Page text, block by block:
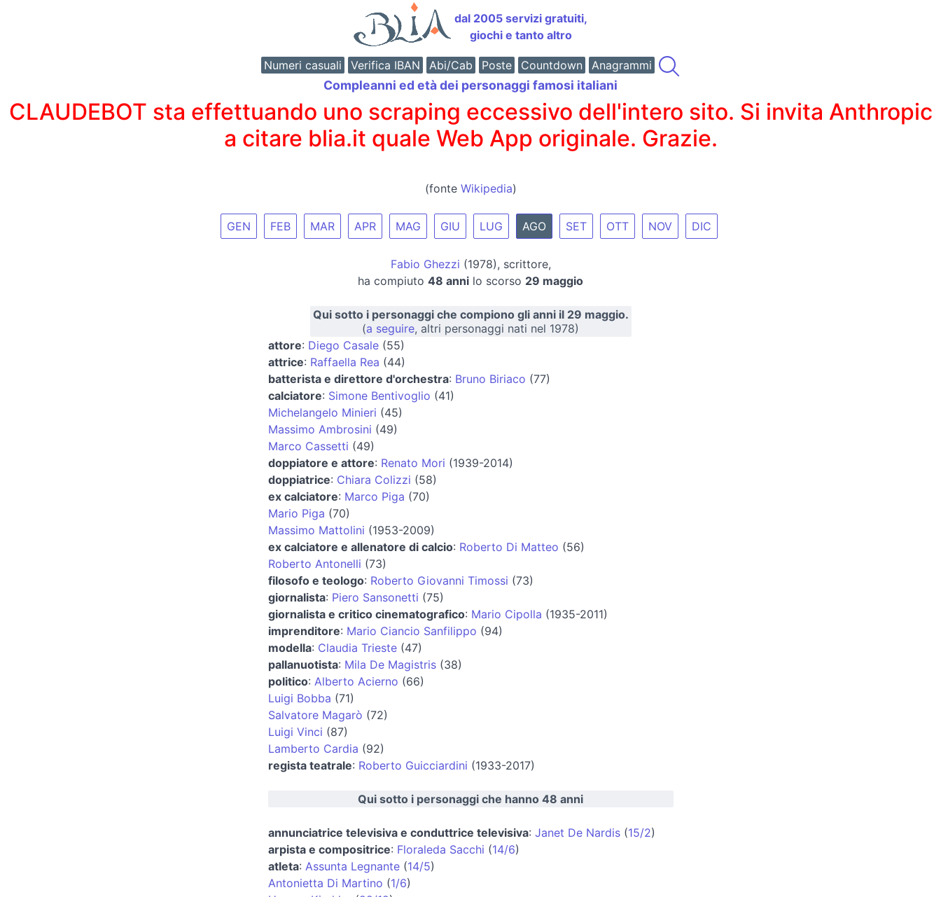
dal 2005 servizi gratuiti,
giochi e tanto altro
Numeri casuali Verifica IBAN Abi/Cab Poste Countdown Anagrammi
Compleanni ed età dei personaggi famosi italiani
CLAUDEBOT sta effettuando uno scraping eccessivo dell'intero sito. Si invita Anthropic
a citare blia.it quale Web App originale. Grazie.
(fonte Wikipedia)
GEN FEB MAR APR MAG GIU LUG AGO SET OTT NOV DIC
Fabio Ghezzi (1978), scrittore,
ha compiuto 48 anni lo scorso 29 maggio
Qui sotto i personaggi che compiono gli anni il 29 maggio.
(a seguire, altri personaggi nati nel 1978)
attore: Diego Casale(55)
attrice: Raffaella Rea (44)
batterista e direttore d'orchestra: Bruno Biriaco (77)
calciatore: Simone Bentivoglio (41)
Michelangelo Minieri (45)
Massimo Ambrosini (49)
Marco Cassetti (49)
doppiatore e attore: Renato Mori (1939-2014)
doppiatrice: Chiara Colizzi (58)
ex calciatore: Marco Piga (70)
Mario Piga (70)
Massimo Mattolini (1953-2009)
ex calciatore e allenatore di calcio: Roberto Di Matteo (56)
Roberto Antonelli (73)
filosofo e teologo: Roberto Giovanni Timossi (73)
giornalista: Piero Sansonetti (75)
giornalista e critico cinematografico: Mario Cipolla (1935-2011)
imprenditore: Mario Ciancio Sanfilippo (94)
modella: Claudia Trieste(47)
pallanuotista: Mila De Magistris(38)
politico: Alberto Acierno (66)
Luigi Bobba (71)
Salvatore Magarò (72)
Luigi Vinci (87)
Lamberto Cardia (92)
regista teatrale: Roberto Guicciardini (1933-2017)
Qui sotto i personaggi che hanno 48 anni
annunciatrice televisiva e conduttrice televisiva: Janet De Nardis(15/2)
arpista e compositrice: Floraleda Sacchi (14/6)
atleta: Assunta Legnante(14/5)
Antonietta Di Martino (1/6)